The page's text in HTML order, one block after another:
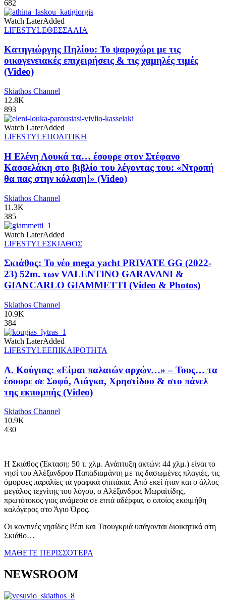
682
Watch LaterAdded
LIFESTYLEΘΕΣΣΑΛΙΑ
Κατηγιώργης Πηλίου: Το ψαροχώρι με τις
οικογενειακές επιχειρήσεις & τις χαμηλές τιμές
(Video)
Skiathos Channel
12.8K
893
Watch LaterAdded
LIFESTYLEΠΟΛΙΤΙΚΗ
Η Ελένη Λουκά τα… έσουρε στον Στέφανο
Κασσελάκη στο βιβλίο του λέγοντας του: «Ντροπή
θα πας στην κόλαση!» (Video)
Skiathos Channel
11.3K
385
Watch LaterAdded
LIFESTYLEΣΚΙΑΘΟΣ
Σκιάθος: Το νέο mega yacht PRIVATE GG (2022-
23) 52m. των VALENTINO GARAVANI &
GIANCARLO GIAMMETTI (Video & Photos)
Skiathos Channel
10.9K
384
Watch LaterAdded
LIFESTYLEΕΠΙΚΑΙΡΟΤΗΤΑ
Α. Κούγιας: «Είμαι παλαιών αρχών…» – Τους… τα
έσουρε σε Σοφό, Λιάγκα, Χρηστίδου & στο πάνελ
της εκπομπής (Video)
Skiathos Channel
10.9K
430
Η Σκιάθος (Έκταση: 50 τ. χλμ. Ανάπτυξη ακτών: 44 χλμ.) είναι το
νησί του Αλέξανδρου Παπαδιαμάντη με τις δασωμένες πλαγιές, τις
όμορφες παραλίες τα γραφικά σπιτάκια. Από εκεί ήταν και ο άλλος
μεγάλος τεχνίτης του λόγου, ο Αλέξανδρος Μωραϊτίδης,
πρωτότοκος γιος ανάμεσα σε επτά αδέρφια, ο οποίος εκοιμήθη
καλόγερος στο Άγιο Όρος.
Οι κοντινές νησίδες Ρέπι και Τσουγκριά υπάγονται διοικητικά στη
Σκιάθο…
ΜΑΘΕΤΕ ΠΕΡΙΣΣΟΤΕΡΑ
NEWSROOM